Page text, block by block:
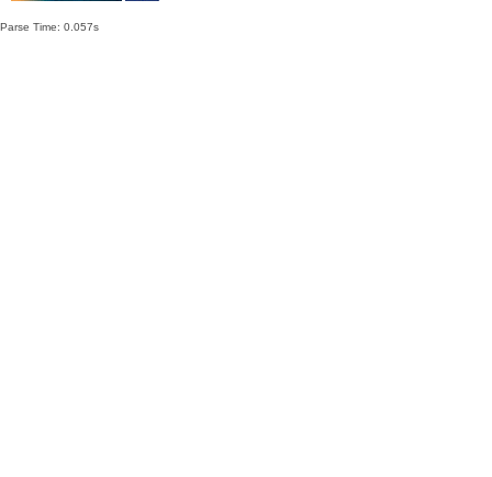
Parse Time: 0.057s